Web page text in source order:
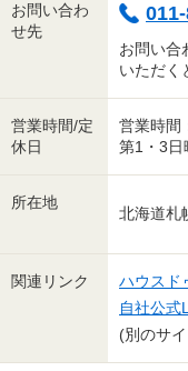
お問い合わ
せ先
お問い合
いただく
営業時間/定
休日
営業時間
第1・3日
所在地
北海道札
関連リンク
ハウスド
自社公式
(別のサ